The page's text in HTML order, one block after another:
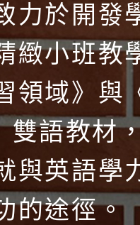
力於開發
緻小班教
領域》與
語教材
與英語學
的途徑。